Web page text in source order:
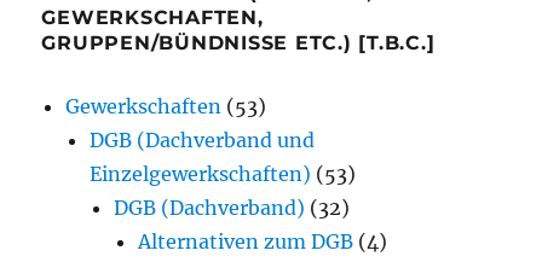
GEWERKSCHAFTEN,
GRUPPEN/BÜNDNISSE ETC.) [T.B.C.]
Gewerkschaften (53)
DGB (Dachverband und
Einzelgewerkschaften) (53)
DGB (Dachverband) (32)
Alternativen zum DGB (4)